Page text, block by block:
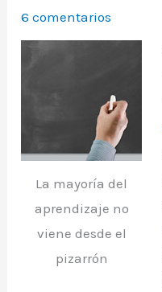
6 comentarios
La mayoría del
aprendizaje no
viene desde el
pizarrón